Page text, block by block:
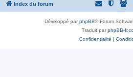
Index du forum
Développé parphpBB® Forum
Traduit parphpBB-
Confidentialité |